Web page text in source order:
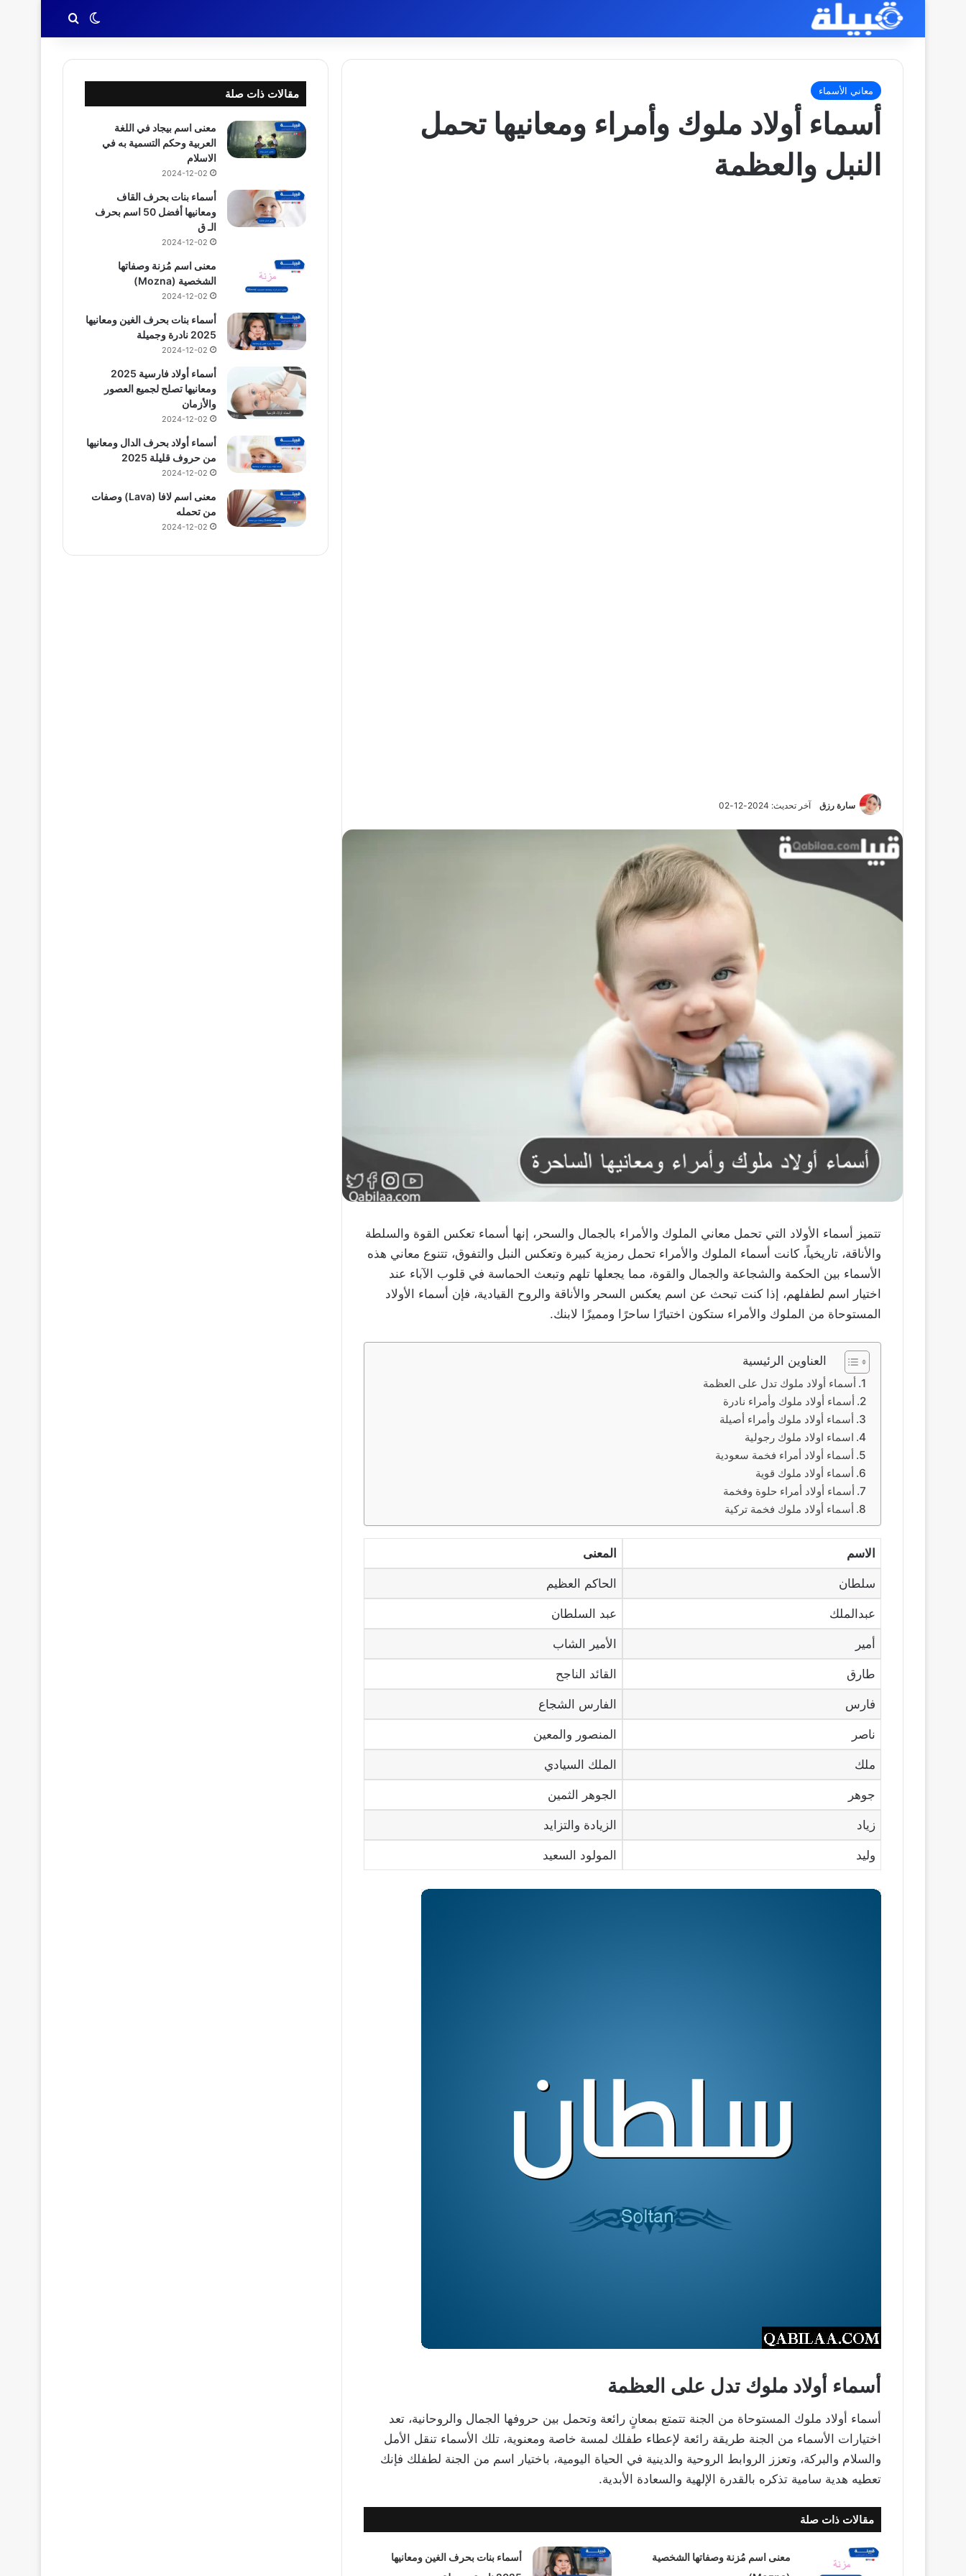
الوضع المظلم
بحث عن
معاني الأسماء
أسماء أولاد ملوك وأمراء ومعانيها تحمل
النبل والعظمة
سارة رزق آخر تحديث: 2024-12-02
تتميز أسماء الأولاد التي تحمل معاني الملوك والأمراء بالجمال والسحر، إنها أسماء تعكس القوة والسلطة
والأناقة، تاريخياً، كانت أسماء الملوك والأمراء تحمل رمزية كبيرة وتعكس النبل والتفوق، تتنوع معاني هذه
الأسماء بين الحكمة والشجاعة والجمال والقوة، مما يجعلها تلهم وتبعث الحماسة في قلوب الآباء عند
اختيار اسم لطفلهم، إذا كنت تبحث عن اسم يعكس السحر والأناقة والروح القيادية، فإن أسماء الأولاد
المستوحاة من الملوك والأمراء ستكون اختيارًا ساحرًا ومميزًا لابنك.
العناوين الرئيسية
أسماء أولاد ملوك تدل على العظمة
أسماء أولاد ملوك وأمراء نادرة
أسماء أولاد ملوك وأمراء أصيلة
اسماء اولاد ملوك رجولية
أسماء أولاد أمراء فخمة سعودية
أسماء أولاد ملوك قوية
أسماء أولاد أمراء حلوة وفخمة
أسماء أولاد ملوك فخمة تركية
الاسم المعنى
سلطان الحاكم العظيم
عبدالملك عبد السلطان
أمير الأمير الشاب
طارق القائد الناجح
فارس الفارس الشجاع
ناصر المنصور والمعين
ملك الملك السيادي
جوهر الجوهر الثمين
زياد الزيادة والتزايد
وليد المولود السعيد
أسماء أولاد ملوك تدل على العظمة
أسماء أولاد ملوك المستوحاة من الجنة تتمتع بمعانٍ رائعة وتحمل بين حروفها الجمال والروحانية، تعد
اختيارات الأسماء من الجنة طريقة رائعة لإعطاء طفلك لمسة خاصة ومعنوية، تلك الأسماء تنقل الأمل
والسلام والبركة، وتعزز الروابط الروحية والدينية في الحياة اليومية، باختيار اسم من الجنة لطفلك فإنك
تعطيه هدية سامية تذكره بالقدرة الإلهية والسعادة الأبدية.
مقالات ذات صلة
معنى اسم مُزنة وصفاتها الشخصية
أسماء بنات بحرف الغين ومعانيها
مقالات ذات صلة
معنى اسم بيجاد في اللغة
العربية وحكم التسمية به في
الاسلام
2024-12-02
أسماء بنات بحرف القاف
ومعانيها أفضل 50 اسم بحرف
الـ ق
2024-12-02
معنى اسم مُزنة وصفاتها
الشخصية (Mozna)
2024-12-02
أسماء بنات بحرف الغين ومعانيها
2025 نادرة وجميلة
2024-12-02
أسماء أولاد فارسية 2025
ومعانيها تصلح لجميع العصور
والأزمان
2024-12-02
أسماء أولاد بحرف الدال ومعانيها
من حروف قليلة 2025
2024-12-02
معنى اسم لافا (Lava) وصفات
من تحمله
2024-12-02